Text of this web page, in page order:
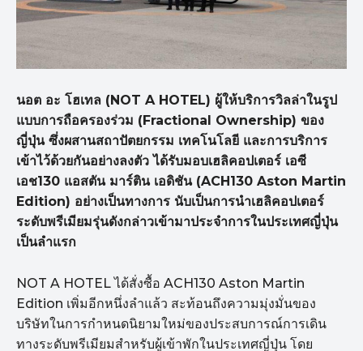
นอต อะ โฮเทล (NOT A HOTEL) ผู้ให้บริการวิลล่าในรูป
แบบการถือครองร่วม (Fractional Ownership) ของ
ญี่ปุ่น ซึ่งผสานสถาปัตยกรรม เทคโนโลยี และการบริการ
เข้าไว้ด้วยกันอย่างลงตัว ได้รับมอบเฮลิคอปเตอร์ เอซี
เอช130 แอสตัน มาร์ติน เอดิชัน (ACH130 Aston Martin
Edition) อย่างเป็นทางการ นับเป็นการนำเฮลิคอปเตอร์
ระดับพรีเมียมรุ่นดังกล่าวเข้ามาประจำการในประเทศญี่ปุ่น
เป็นลำแรก
NOT A HOTEL ได้สั่งซื้อ ACH130 Aston Martin
Edition เพิ่มอีกหนึ่งลำแล้ว สะท้อนถึงความมุ่งมั่นของ
บริษัทในการกำหนดนิยามใหม่ของประสบการณ์การเดิน
ทางระดับพรีเมียมสำหรับผู้เข้าพักในประเทศญี่ปุ่น โดย